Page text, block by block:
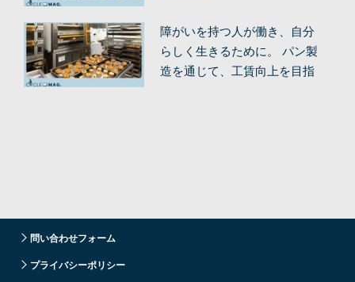
障がいを持つ人が働き、自分
らしく生きるために。 パン製
造を通じて、工賃向上を目指
問い合わせフォーム
プライバシーポリシー